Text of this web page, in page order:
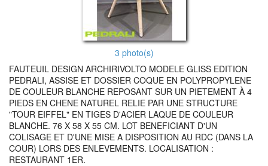
3 photo(s)
FAUTEUIL DESIGN ARCHIRIVOLTO MODELE GLISS EDITION
PEDRALI, ASSISE ET DOSSIER COQUE EN POLYPROPYLENE
DE COULEUR BLANCHE REPOSANT SUR UN PIETEMENT À 4
PIEDS EN CHENE NATUREL RELIE PAR UNE STRUCTURE
"TOUR EIFFEL" EN TIGES D'ACIER LAQUE DE COULEUR
BLANCHE. 76 X 58 X 55 CM. LOT BENEFICIANT D'UN
COLISAGE ET D'UNE MISE A DISPOSITION AU RDC (DANS LA
COUR) LORS DES ENLEVEMENTS. LOCALISATION :
RESTAURANT 1ER.